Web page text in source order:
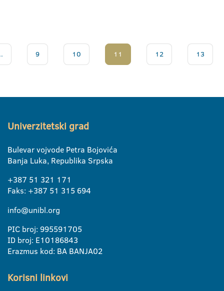
9 10 11 12 13
Univerzitetski grad
Bulevar vojvode Petra Bojovića
Banja Luka, Republika Srpska
+387 51 321 171
Faks: +387 51 315 694
info@unibl.org
PIC broj: 995591705
ID broj: E10186843
Erazmus kod: BA BANJA02
Korisni linkovi